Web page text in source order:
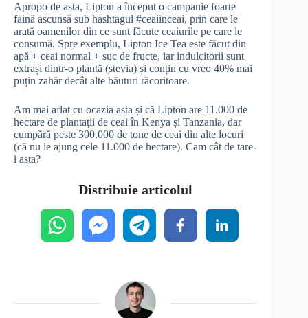
Apropo de asta, Lipton a început o campanie foarte
faină ascunsă sub hashtagul #ceaiinceai, prin care le
arată oamenilor din ce sunt făcute ceaiurile pe care le
consumă. Spre exemplu, Lipton Ice Tea este făcut din
apă + ceai normal + suc de fructe, iar indulcitorii sunt
extrași dintr-o plantă (stevia) și conțin cu vreo 40% mai
puțin zahăr decât alte băuturi răcoritoare.
Am mai aflat cu ocazia asta și că Lipton are 11.000 de
hectare de plantații de ceai în Kenya și Tanzania, dar
cumpără peste 300.000 de tone de ceai din alte locuri
(că nu le ajung cele 11.000 de hectare). Cam cât de tare-
i asta?
Distribuie articolul